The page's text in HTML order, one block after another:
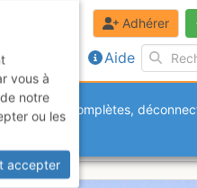
Aide
Adhérer
ou incomplètes,
vous à
notre
ou les
accepter